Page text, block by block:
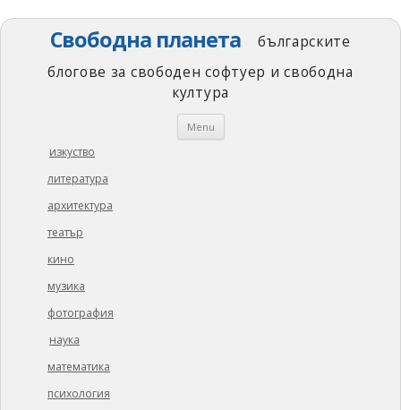
Свободна планета
българските
блогове за свободен софтуер и свободна
култура
Menu Skip
изкуство
литература
архитектура
театър
кино
музика
фотография
наука
математика
психология